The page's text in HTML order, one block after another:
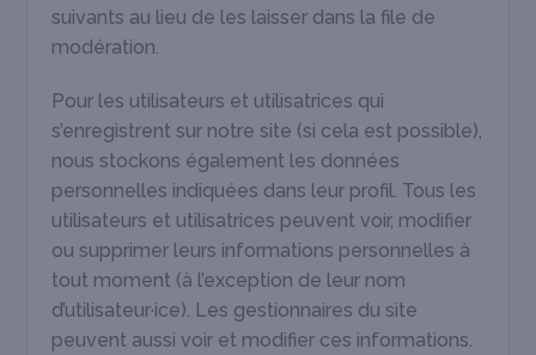
suivants au lieu de les laisser dans la file de
modération.
Pour les utilisateurs et utilisatrices qui
s’enregistrent sur notre site (si cela est possible),
nous stockons également les données
personnelles indiquées dans leur profil. Tous les
utilisateurs et utilisatrices peuvent voir, modifier
ou supprimer leurs informations personnelles à
tout moment (à l’exception de leur nom
d’utilisateur·ice). Les gestionnaires du site
peuvent aussi voir et modifier ces informations.